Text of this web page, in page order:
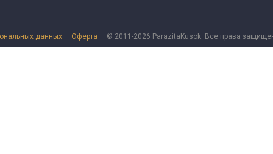
данных Оферта © 2011-2026 ParazitaKusok. Все права